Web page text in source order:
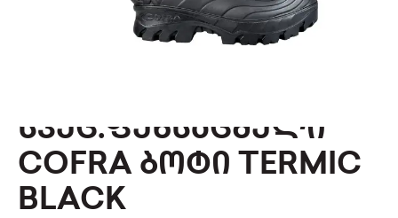
ᲡᲞᲔᲪ.ᲤᲔᲮᲡᲐᲪᲛᲔᲚᲘ
COFRA ᲑᲝᲢᲘ TERMIC
BLACK